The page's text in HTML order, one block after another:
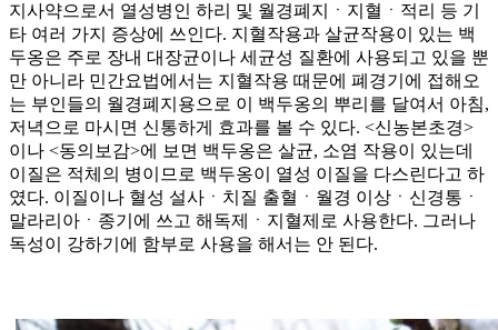
지사약으로서 열성병인 하리 및 월경폐지ㆍ지혈ㆍ적리 등 기
타 여러 가지 증상에 쓰인다. 지혈작용과 살균작용이 있는 백
두옹은 주로 장내 대장균이나 세균성 질환에 사용되고 있을 뿐
만 아니라 민간요법에서는 지혈작용 때문에 폐경기에 접해오
는 부인들의 월경폐지용으로 이 백두옹의 뿌리를 달여서 아침,
저녁으로 마시면 신통하게 효과를 볼 수 있다. <신농본초경>
이나 <동의보감>에 보면 백두옹은 살균, 소염 작용이 있는데
이질은 적체의 병이므로 백두옹이 열성 이질을 다스린다고 하
였다. 이질이나 혈성 설사ㆍ치질 출혈ㆍ월경 이상ㆍ신경통ㆍ
말라리아ㆍ종기에 쓰고 해독제ㆍ지혈제로 사용한다. 그러나
독성이 강하기에 함부로 사용을 해서는 안 된다.